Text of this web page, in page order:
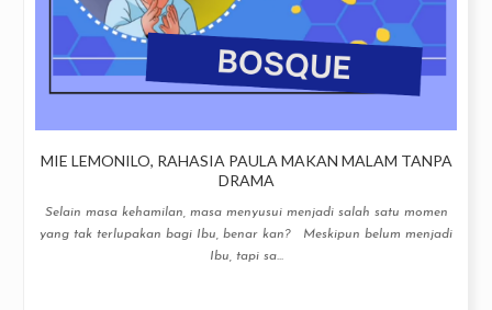
MIE LEMONILO, RAHASIA PAULA MAKAN MALAM TANPA
DRAMA
Selain masa kehamilan, masa menyusui menjadi salah satu momen
yang tak terlupakan bagi Ibu, benar kan? Meskipun belum menjadi
Ibu, tapi sa...